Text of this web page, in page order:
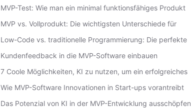
MVP-Test: Wie man ein minimal funktionsfähiges Produkt
MVP vs. Vollprodukt: Die wichtigsten Unterschiede für
Low-Code vs. traditionelle Programmierung: Die perfekte
Kundenfeedback in die MVP-Software einbauen
7 Coole Möglichkeiten, KI zu nutzen, um ein erfolgreiches
Wie MVP-Software Innovationen in Start-ups vorantreibt
Das Potenzial von KI in der MVP-Entwicklung ausschöpfen